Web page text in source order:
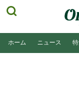
ホーム ニュース